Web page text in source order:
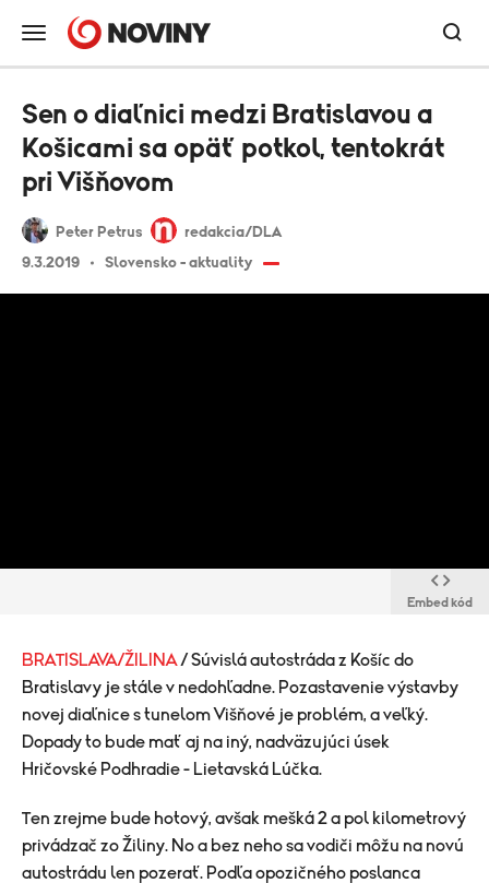
Peter Petrus
redakcia/DLA
9.3.2019
Slovensko - aktuality
Sen o diaľnici medzi Bratislavou a
Košicami sa opäť potkol, tentokrát
pri Višňovom
Embed kód
BRATISLAVA/ŽILINA / Súvislá autostráda z Košíc do
Bratislavy je stále v nedohľadne. Pozastavenie výstavby
novej diaľnice s tunelom Višňové je problém, a veľký.
Dopady to bude mať aj na iný, nadväzujúci úsek
Hričovské Podhradie - Lietavská Lúčka.
Ten zrejme bude hotový, avšak mešká 2 a pol kilometrový
privádzač zo Žiliny. No a bez neho sa vodiči môžu na novú
autostrádu len pozerať. Podľa opozičného poslanca